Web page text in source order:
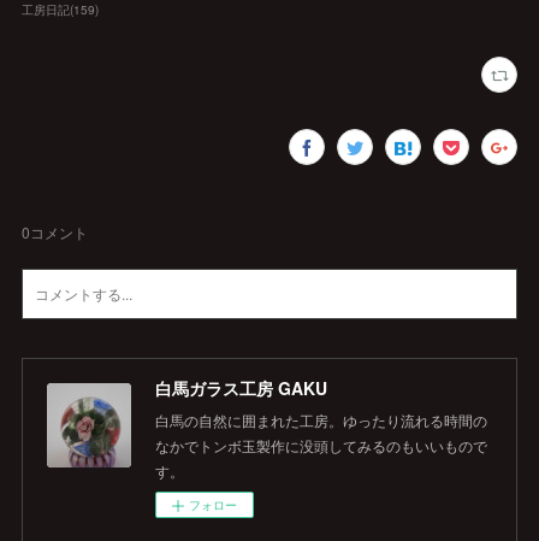
工房日記(159)
0コメント
白馬ガラス工房 GAKU
白馬の自然に囲まれた工房。ゆったり流れる時間の
なかでトンボ玉製作に没頭してみるのもいいもので
す。
フォロー